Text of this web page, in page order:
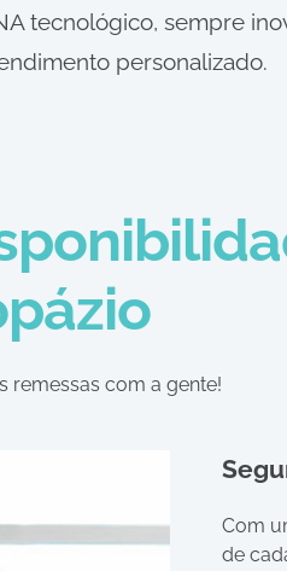
tecnológico, sempre
personalizado.
remessas com a gente!
Com
de